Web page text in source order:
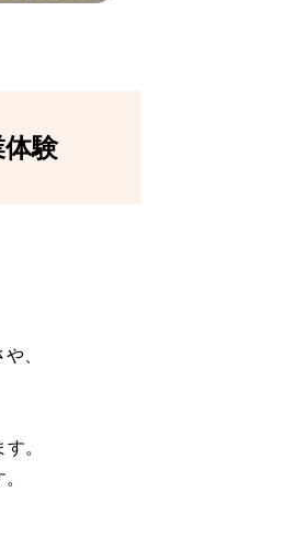
験
、
。